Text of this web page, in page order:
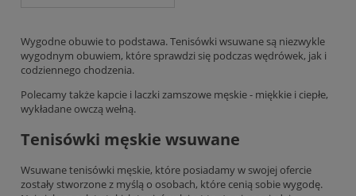
Wygodne obuwie to podstawa. Tenisówki wsuwane są niezwykle
wygodnym obuwiem, które sprawdzi się podczas wędrówek, jak i
codziennego chodzenia.
Polecamy także kapcie i laczki zamszowe męskie- miękkie i ciepłe,
wykładane owczą wełną.
Tenisówki męskie wsuwane
Wsuwane tenisówki męskie, które posiadamy w swojej ofercie
zostały stworzone z myślą o osobach, które cenią sobie wygodę.